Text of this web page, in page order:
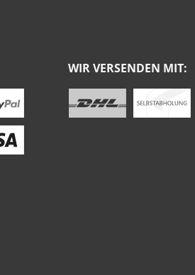
WIR VERSENDEN MIT: